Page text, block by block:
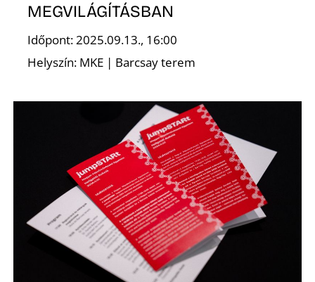
MEGVILÁGÍTÁSBAN
Időpont: 2025.09.13., 16:00
Helyszín: MKE | Barcsay terem